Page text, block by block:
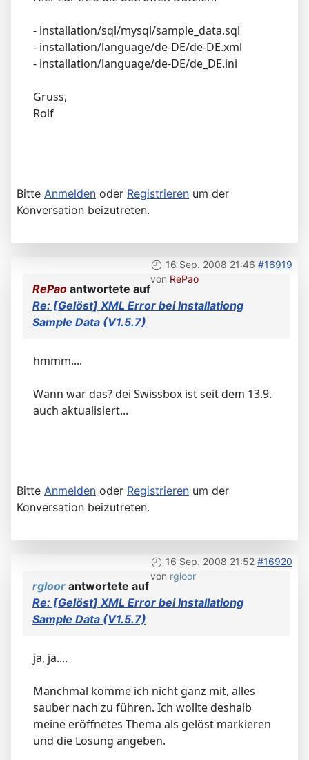
- installation/sql/mysql/sample_data.sql
- installation/language/de-DE/de-DE.xml
- installation/language/de-DE/de_DE.ini
Gruss,
Rolf
Bitte Anmelden oder Registrieren um der
Konversation beizutreten.
16 Sep. 2008 21:46 #16919
von RePao
RePao antwortete auf
Re: [Gelöst] XML Error bei Installationg
Sample Data (V1.5.7)
hmmm....
Wann war das? dei Swissbox ist seit dem 13.9.
auch aktualisiert...
Bitte Anmelden oder Registrieren um der
Konversation beizutreten.
16 Sep. 2008 21:52 #16920
von rgloor
rgloor antwortete auf
Re: [Gelöst] XML Error bei Installationg
Sample Data (V1.5.7)
ja, ja....
Manchmal komme ich nicht ganz mit, alles
sauber nach zu führen. Ich wollte deshalb
meine eröffnetes Thema als gelöst markieren
und die Lösung angeben.